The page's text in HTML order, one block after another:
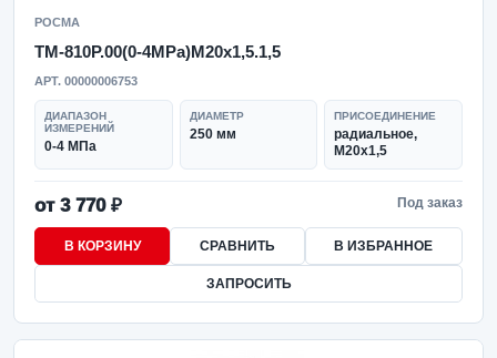
РОСМА
ТМ-810Р.00(0-4MPa)M20x1,5.1,5
АРТ. 00000006753
ДИАПАЗОН
ИЗМЕРЕНИЙ
0-4 МПа
ДИАМЕТР
250 мм
ПРИСОЕДИНЕНИЕ
радиальное,
M20x1,5
от 3 770 ₽ Под заказ
В КОРЗИНУ СРАВНИТЬ В ИЗБРАННОЕ
ЗАПРОСИТЬ